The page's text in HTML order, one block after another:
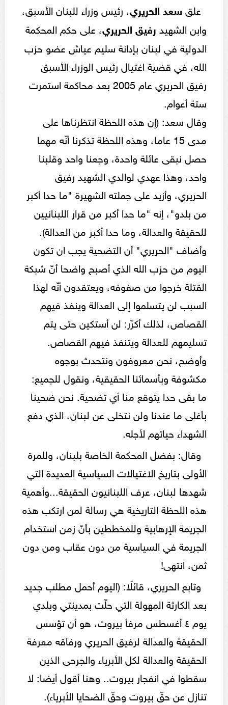
علق سعد الحريري، رئيس وزراء للبنان الأسبق،
وابن الشهيد رفيق الحريري، على حكم المحكمة
الدولية في لبنان بإدانة سليم عياش عضو حزب
الله، في قضية اغتيال رئيس الوزراء الأسبق
رفيق الحريري عام 2005 بعد محاكمة استمرت
ستة أعوام.
وقال سعد: (إن هذه اللحظة انتظرناها على
مدى 15 عاما، وهذه اللحظة تذكرنا أنّه مهما
حصل نبقى عائلة واحدة، وجعنا واحد وقلبنا
واحد، وهذا عهدي لوالدي الشهيد رفيق
الحريري، وأزيد على جملته الشهيرة "ما حدا أكبر
من بلدو"، إنه "ما حدا أكبر من قرار اللبنانيين
للحقيقة والعدالة، وما حدا أكبر من العدالة).
وأضاف "الحريري" أن التضحية يجب ان تكون
اليوم من حزب الله الذي أصبح واضحا أنّ شبكة
القتلة خرجوا من صفوفه، ويعتقدون أنّه لهذا
السبب لن يتسلموا إلى العدالة وينفذ فيهم
القصاص، لذلك أكرّر: لن أستكين حتى يتم
تسليمهم للعدالة ويتنفذ فيهم القصاص.
وأوضح، نحن معروفون ونتحدث بوجوه
مكشوفة وبأسمائنا الحقيقية، ونقول للجميع:
ما بقى حدا يتوقع منا أي تضحية. نحن ضحينا
بأغلى ما عندنا ولن نتخلى عن لبنان، الذي دفع
الشهداء حياتهم لأجله.
وقال: بفضل المحكمة الخاصة بلبنان، وللمرة
الأولى بتاريخ الاغتيالات السياسية العديدة التي
شهدها لبنان، عرف اللبنانيون الحقيقة...وأهمية
هذه اللحظة التاريخية هي رسالة لمن ارتكب هذه
الجريمة الإرهابية وللمخططين بأنّ زمن استخدام
الجريمة في السياسية من دون عقاب ومن دون
ثمن، انتهى!
وتابع الحريري، قائلًا: (اليوم أحمل مطلب جديد
بعد الكارثة المهولة التي حلّت بمدينتي وبلدي
يوم ٤ أغسطس مرفأ بيروت، هو أن تؤسس
الحقيقة والعدالة لرفيق الحريري ورفاقه معرفة
الحقيقة والعدالة لكل الأبرياء والجرحى الذين
سقطوا في انفجار بيروت.. وهنا أقول أيضا: لا
تنازل عن حقّ بيروت وحقّ الضحايا الأبرياء).